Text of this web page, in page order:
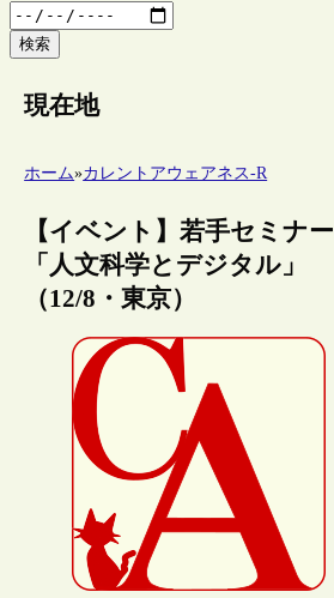
検索
現在地
ホーム»カレントアウェアネス-R
【イベント】若手セミナー
「人文科学とデジタル」
（12/8・東京）